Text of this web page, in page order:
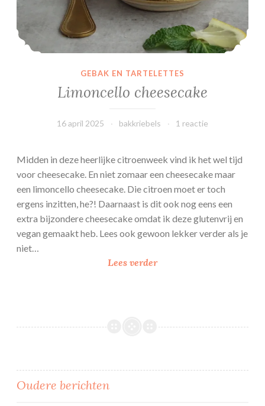
e
k
GEBAK EN TARTELETTES
Limoncello cheesecake
16 april 2025 bakkriebels 1 reactie
Midden in deze heerlijke citroenweek vind ik het wel tijd
voor cheesecake. En niet zomaar een cheesecake maar
een limoncello cheesecake. Die citroen moet er toch
ergens inzitten, he?! Daarnaast is dit ook nog eens een
extra bijzondere cheesecake omdat ik deze glutenvrij en
vegan gemaakt heb. Lees ook gewoon lekker verder als je
niet…
Lees verderL
Berichtennavigatie
Oudere berichten